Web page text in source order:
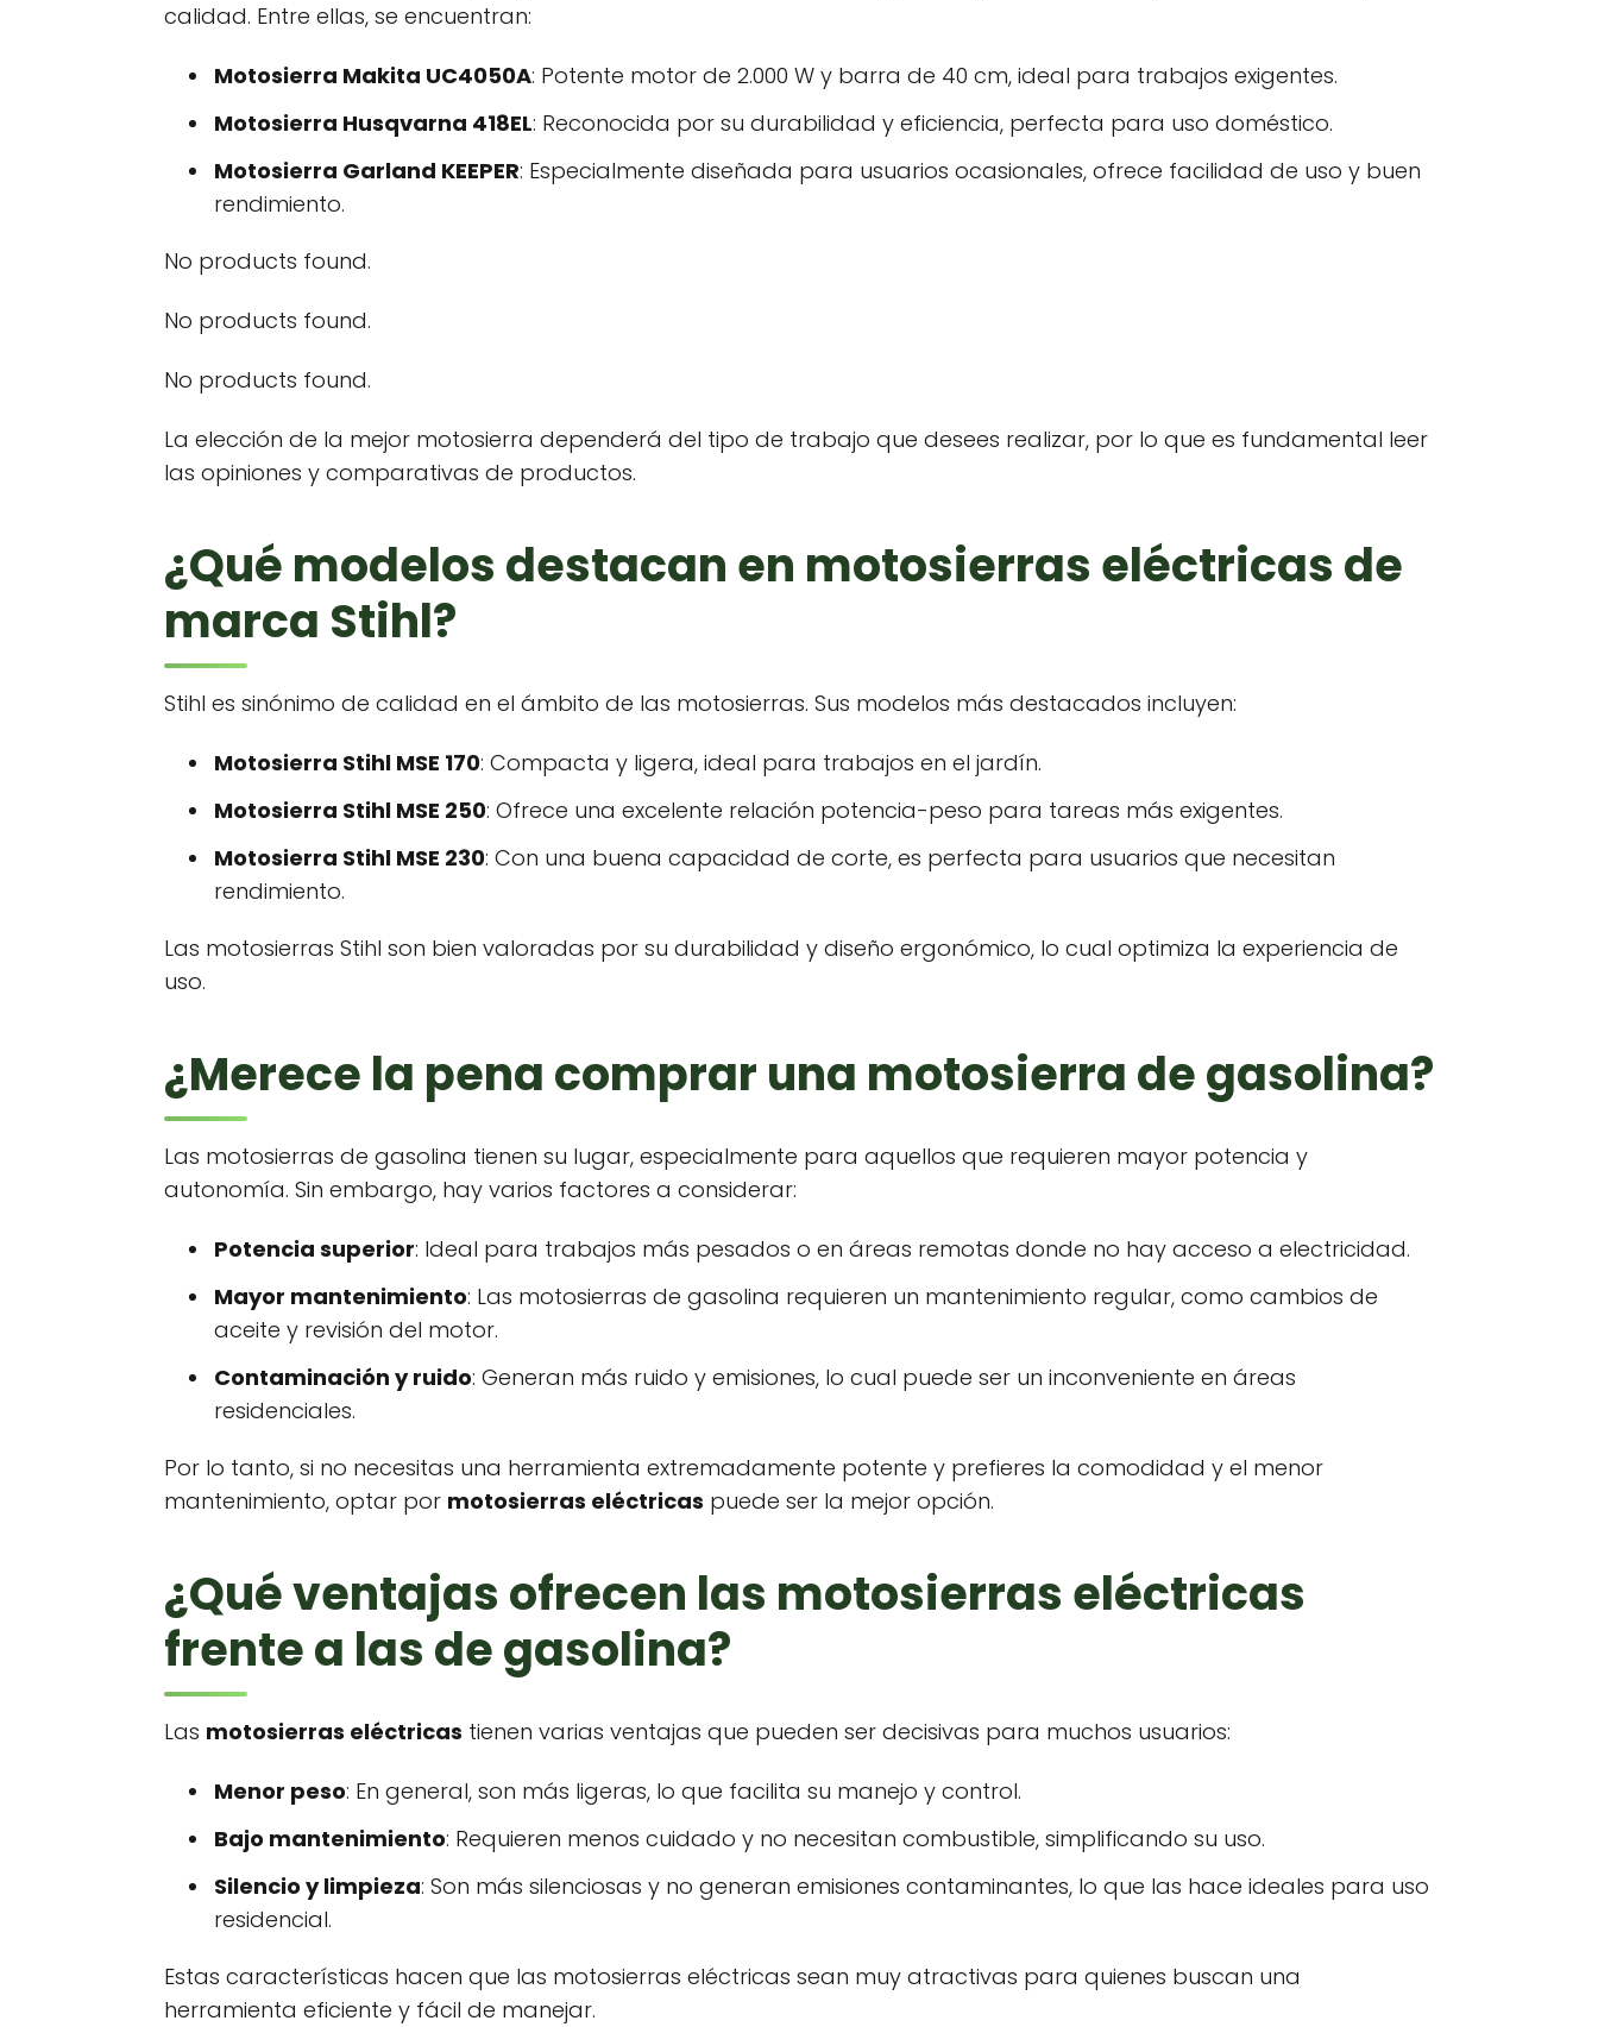
calidad. Entre ellas, se encuentran:
Motosierra Makita UC4050A: Potente motor de 2.000 W y barra de 40 cm, ideal para trabajos exigentes.
Motosierra Husqvarna 418EL: Reconocida por su durabilidad y eficiencia, perfecta para uso doméstico.
Motosierra Garland KEEPER: Especialmente diseñada para usuarios ocasionales, ofrece facilidad de uso y buen
rendimiento.
No products found.
No products found.
No products found.
La elección de la mejor motosierra dependerá del tipo de trabajo que desees realizar, por lo que es fundamental leer
las opiniones y comparativas de productos.
¿Qué modelos destacan en motosierras eléctricas de
marca Stihl?
Stihl es sinónimo de calidad en el ámbito de las motosierras. Sus modelos más destacados incluyen:
Motosierra Stihl MSE 170: Compacta y ligera, ideal para trabajos en el jardín.
Motosierra Stihl MSE 250: Ofrece una excelente relación potencia-peso para tareas más exigentes.
Motosierra Stihl MSE 230: Con una buena capacidad de corte, es perfecta para usuarios que necesitan
rendimiento.
Las motosierras Stihl son bien valoradas por su durabilidad y diseño ergonómico, lo cual optimiza la experiencia de
uso.
¿Merece la pena comprar una motosierra de gasolina?
Las motosierras de gasolina tienen su lugar, especialmente para aquellos que requieren mayor potencia y
autonomía. Sin embargo, hay varios factores a considerar:
Potencia superior: Ideal para trabajos más pesados o en áreas remotas donde no hay acceso a electricidad.
Mayor mantenimiento: Las motosierras de gasolina requieren un mantenimiento regular, como cambios de
aceite y revisión del motor.
Contaminación y ruido: Generan más ruido y emisiones, lo cual puede ser un inconveniente en áreas
residenciales.
Por lo tanto, si no necesitas una herramienta extremadamente potente y prefieres la comodidad y el menor
mantenimiento, optar por motosierras eléctricas puede ser la mejor opción.
¿Qué ventajas ofrecen las motosierras eléctricas
frente a las de gasolina?
Las motosierras eléctricas tienen varias ventajas que pueden ser decisivas para muchos usuarios:
Menor peso: En general, son más ligeras, lo que facilita su manejo y control.
Bajo mantenimiento: Requieren menos cuidado y no necesitan combustible, simplificando su uso.
Silencio y limpieza: Son más silenciosas y no generan emisiones contaminantes, lo que las hace ideales para uso
residencial.
Estas características hacen que las motosierras eléctricas sean muy atractivas para quienes buscan una
herramienta eficiente y fácil de manejar.